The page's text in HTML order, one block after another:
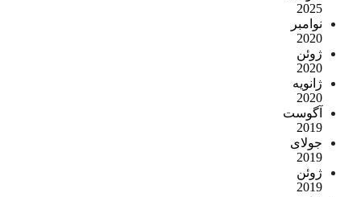
2025
نوامبر
2020
ژوئن
2020
ژانویه
2020
آگوست
2019
جولای
2019
ژوئن
2019